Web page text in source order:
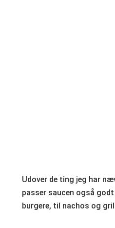
Udover de ting jeg har
passer saucen også
burgere, til nachos og